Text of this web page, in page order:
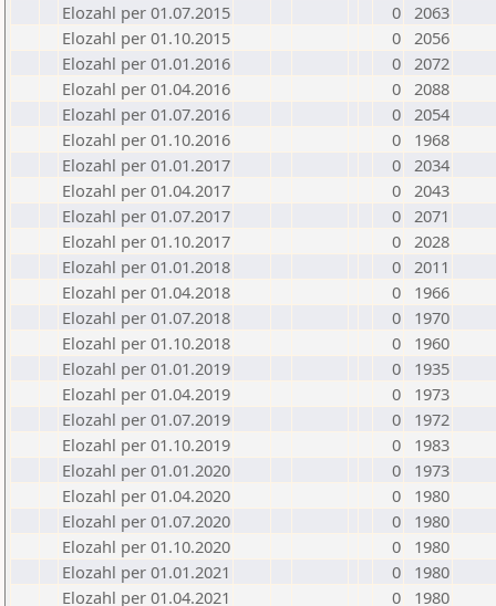
Elozahl per 01.07.2015
0 2063
Elozahl per 01.10.2015
0 2056
Elozahl per 01.01.2016
0 2072
Elozahl per 01.04.2016
0 2088
Elozahl per 01.07.2016
0 2054
Elozahl per 01.10.2016
0
1968
Elozahl per 01.01.2017
0 2034
Elozahl per 01.04.2017
0 2043
Elozahl per 01.07.2017
0 2071
Elozahl per 01.10.2017
0 2028
Elozahl per 01.01.2018
0 2011
Elozahl per 01.04.2018
0
1966
Elozahl per 01.07.2018
0
1970
Elozahl per 01.10.2018
0
1960
Elozahl per 01.01.2019
0
1935
Elozahl per 01.04.2019
0
1973
Elozahl per 01.07.2019
0
1972
Elozahl per 01.10.2019
0
1983
Elozahl per 01.01.2020
0
1973
Elozahl per 01.04.2020
0
1980
Elozahl per 01.07.2020
0
1980
Elozahl per 01.10.2020
0
1980
Elozahl per 01.01.2021
0
1980
Elozahl per 01.04.2021
0
1980